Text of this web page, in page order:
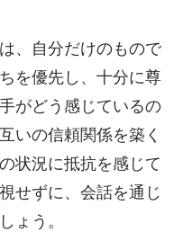
、自分だけのもので
を優先し、十分に尊
がどう感じているの
いの信頼関係を築く
状況に抵抗を感じて
せずに、会話を通じ
ょう。